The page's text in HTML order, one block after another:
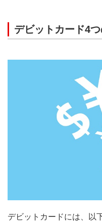
デビットカード4
デビットカードには、以